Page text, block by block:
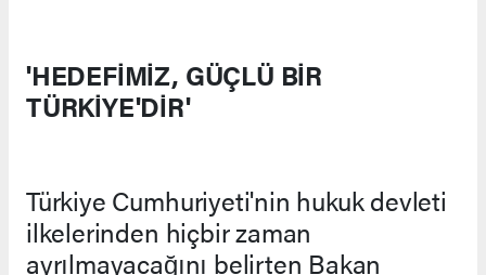
'HEDEFİMİZ, GÜÇLÜ BİR
TÜRKİYE'DİR'
Türkiye Cumhuriyeti'nin hukuk devleti
ilkelerinden hiçbir zaman
ayrılmayacağını belirten Bakan